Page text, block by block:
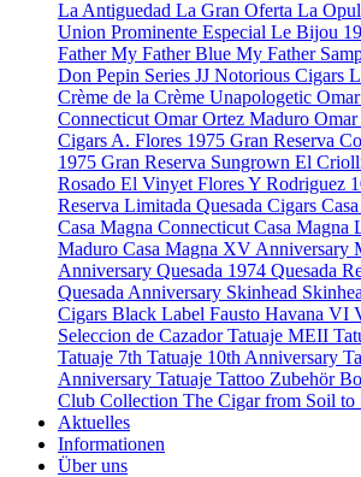
La Antiguedad La Gran Oferta La
Union Prominente Especial Le Bijou
FatherMy Father Blue My Father
Don Pepin Series JJ Notorious Cigars
Crème de la Crème Unapologetic
Connecticut Omar Ortez Maduro
Cigars A. Flores 1975 Gran Reserva
1975 Gran Reserva Sungrown El
Rosado El Vinyet Flores Y Rodriguez
Reserva Limitada Quesada Cigars
Casa Magna Connecticut Casa Magna
Maduro Casa Magna XV Anniversary
Anniversary Quesada 1974 Quesada
Quesada Anniversary Skinhead
Cigars Black Label Fausto Havana VI
Seleccion de CazadorTatuaje MEII
Tatuaje 7th Tatuaje 10th Anniversary
Anniversary Tatuaje Tattoo Zubehör
Club Collection The Cigar from Soil to
Aktuelles
Informationen
Über uns